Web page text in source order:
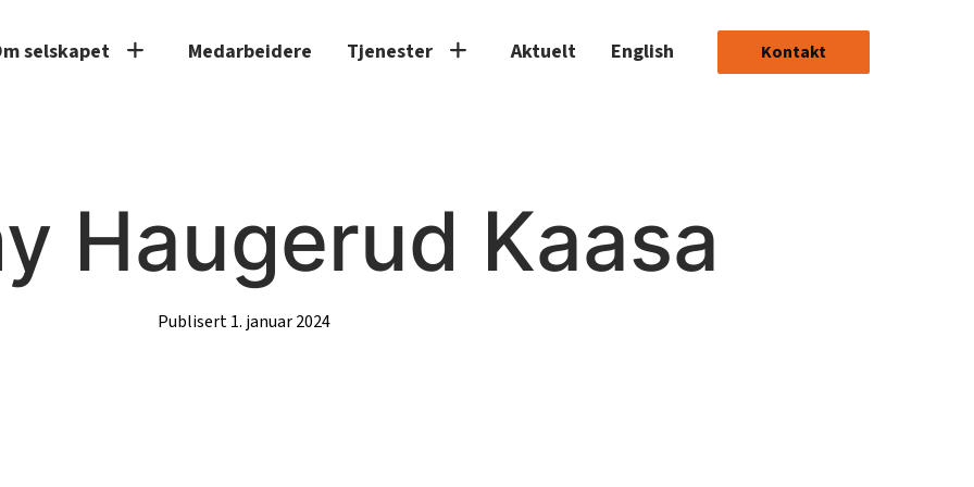
selskapet Medarbeidere Tjenester Aktuelt English Kontakt
Haugerud Kaasa
Publisert 1. januar 2024